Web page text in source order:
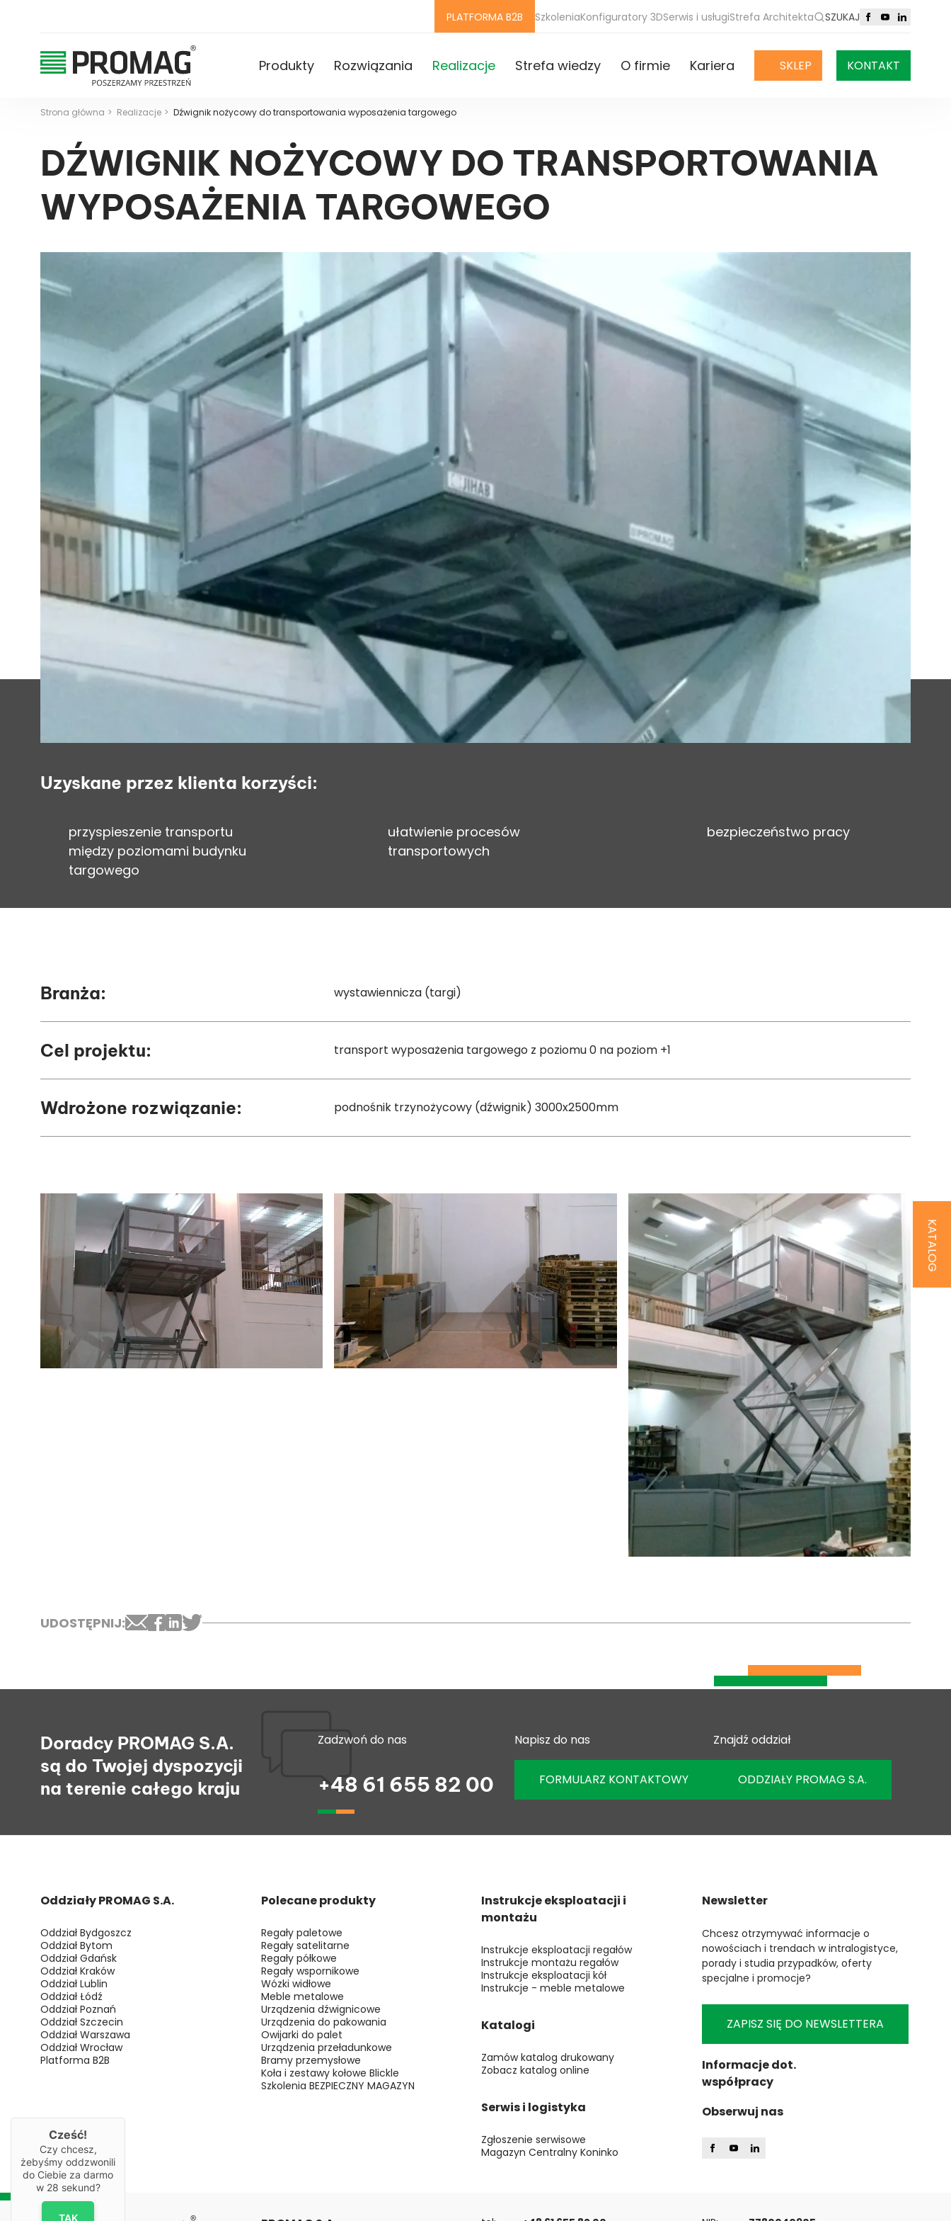
PLATFORMA B2B SzkoleniaKonfiguratory 3DSerwis i usługiStrefa Architekta SZUKAJ
Produkty Rozwiązania Realizacje Strefa wiedzy O firmie Kariera SKLEP KONTAKT
Strona główna Realizacje Dźwignik nożycowy do transportowania wyposażenia targowego
DŹWIGNIK NOŻYCOWY DO TRANSPORTOWANIA
WYPOSAŻENIA TARGOWEGO
Uzyskane przez klienta korzyści:
przyspieszenie transportu
między poziomami budynku
targowego
ułatwienie procesów
transportowych
bezpieczeństwo pracy
Branża: wystawiennicza (targi)
Cel projektu: transport wyposażenia targowego z poziomu 0 na poziom +1
Wdrożone rozwiązanie: podnośnik trzynożycowy (dźwignik) 3000x2500mm
UDOSTĘPNIJ:
KATALOG
Doradcy PROMAG S.A.
są do Twojej dyspozycji
na terenie całego kraju
Zadzwoń do nas
+48 61 655 82 00
Napisz do nas
FORMULARZ KONTAKTOWY
Znajdź oddział
ODDZIAŁY PROMAG S.A.
Oddziały PROMAG S.A.
Oddział Bydgoszcz
Oddział Bytom
Oddział Gdańsk
Oddział Kraków
Oddział Lublin
Oddział Łódź
Oddział Poznań
Oddział Szczecin
Oddział Warszawa
Oddział Wrocław
Platforma B2B
Polecane produkty
Regały paletowe
Regały satelitarne
Regały półkowe
Regały wspornikowe
Wózki widłowe
Meble metalowe
Urządzenia dźwignicowe
Urządzenia do pakowania
Owijarki do palet
Urządzenia przeładunkowe
Bramy przemysłowe
Koła i zestawy kołowe Blickle
Szkolenia BEZPIECZNY MAGAZYN
Katalogi
Zamów katalog drukowany
Zobacz katalog online
Instrukcje eksploatacji i
montażu
Instrukcje eksploatacji regałów
Instrukcje montażu regałów
Instrukcje eksploatacji kół
Instrukcje - meble metalowe
Serwis i logistyka
Zgłoszenie serwisowe
Magazyn Centralny Koninko
Newsletter
Chcesz otrzymywać informacje o
nowościach i trendach w intralogistyce,
porady i studia przypadków, oferty
specjalne i promocje?
ZAPISZ SIĘ DO NEWSLETTERA
Informacje dot.
współpracy
Obserwuj nas
Cześć!
Czy chcesz,
żebyśmy oddzwonili
do Ciebie za darmo
w 28 sekund?
TAK